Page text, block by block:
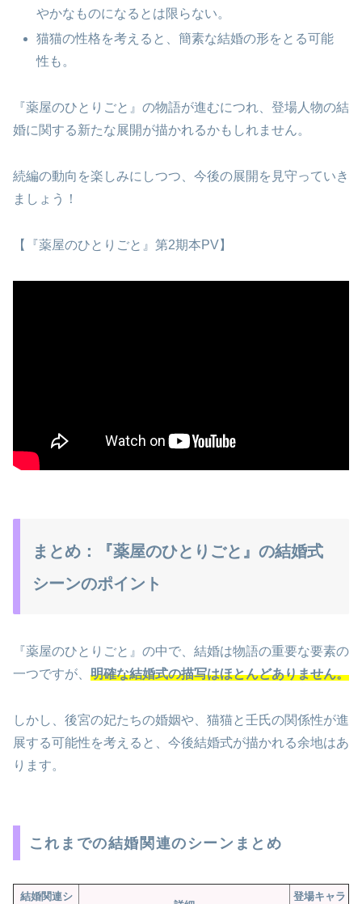
やかなものになるとは限らない。
猫猫の性格を考えると、簡素な結婚の形をとる可能
性も。
『薬屋のひとりごと』の物語が進むにつれ、登場人物の結
婚に関する新たな展開が描かれるかもしれません。
続編の動向を楽しみにしつつ、今後の展開を見守っていき
ましょう！
【『薬屋のひとりごと』第2期本PV】
まとめ：『薬屋のひとりごと』の結婚式
シーンのポイント
『薬屋のひとりごと』の中で、結婚は物語の重要な要素の
一つですが、 明確な結婚式の描写はほとんどありません。
しかし、後宮の妃たちの婚姻や、猫猫と壬氏の関係性が進
展する可能性を考えると、今後結婚式が描かれる余地はあ
ります。
これまでの結婚関連のシーンまとめ
結婚関連シ 登場キャラ